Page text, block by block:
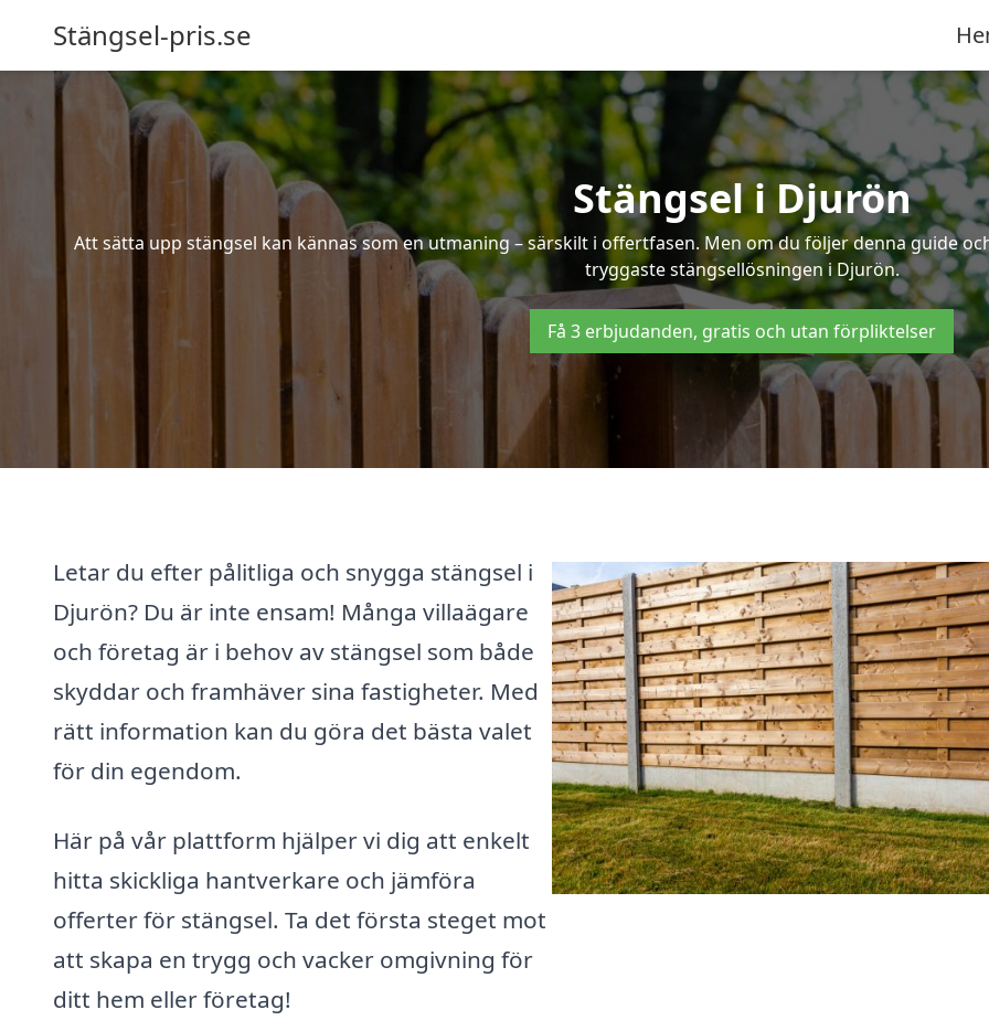
Stängsel-pris.se
Stängsel i Djurön
Att sätta upp stängsel kan kännas som en utmaning – särskilt i offertfasen. Men om du följer denna guide
tryggaste stängsellösningen i Djurön.
Få 3 erbjudanden, gratis och utan förpliktelser
Letar du efter pålitliga och snygga stängsel i
Djurön? Du är inte ensam! Många villaägare
och företag är i behov av stängsel som både
skyddar och framhäver sina fastigheter. Med
rätt information kan du göra det bästa valet
för din egendom.
Här på vår plattform hjälper vi dig att enkelt
hitta skickliga hantverkare och jämföra
offerter för stängsel. Ta det första steget mot
att skapa en trygg och vacker omgivning för
ditt hem eller företag!